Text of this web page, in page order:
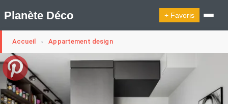
Planète Déco + Favoris
🛍︎ Shop Planète Déco
Appartement Design
Decoration Noël
Accueil › Appartement design